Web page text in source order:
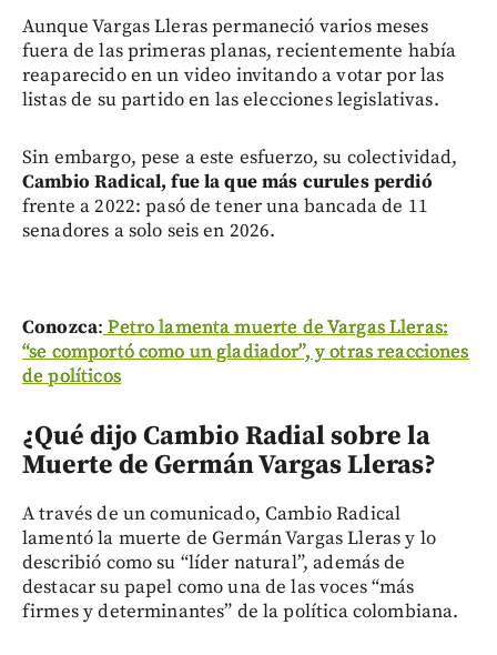
Aunque Vargas Lleras permaneció varios meses
fuera de las primeras planas, recientemente había
reaparecido en un video invitando a votar por las
listas de su partido en las elecciones legislativas.
Sin embargo, pese a este esfuerzo, su colectividad,
Cambio Radical, fue la que más curules perdió
frente a 2022: pasó de tener una bancada de 11
senadores a solo seis en 2026.
Conozca: Petro lamenta muerte de Vargas Lleras:
“se comportó como un gladiador”, y otras reacciones
de políticos
¿Qué dijo Cambio Radial sobre la
Muerte de Germán Vargas Lleras?
A través de un comunicado, Cambio Radical
lamentó la muerte de Germán Vargas Lleras y lo
describió como su “líder natural”, además de
destacar su papel como una de las voces “más
firmes y determinantes” de la política colombiana.